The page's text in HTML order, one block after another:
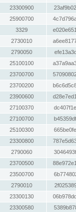
23300900
25900700
3329
2730010
2790050
25100100
23700700
23700200
23900600
27100370
27100700
25100300
23300800
2790060
23700500
23500700
2790010
23300130
23300580